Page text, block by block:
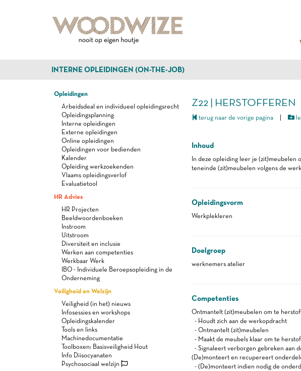
INTERNE OPLEIDINGEN (ON-THE-JOB)
Opleidingen
Arbeidsdeal en individueel opleidingsrecht
Opleidingsplanning
Interne opleidingen
Externe opleidingen
Online opleidingen
Opleidingen voor bedienden
Kalender
Opleiding werkzoekenden
Vlaams opleidingsverlof
Evaluatietool
HR Advies
HR Projecten
Beeldwoordenboeken
Instroom
Uitstroom
Diversiteit en inclusie
Werken aan competenties
Werkbaar Werk
IBO - Individuele Beroepsopleiding in de
Onderneming
Veiligheid en Welzijn
Veiligheid (in het) nieuws
Infosessies en workshops
Opleidingskalender
Tools en links
Machinedocumentatie
Toolboxen: Basisveiligheid Hout
Info Diisocyanaten
Psychosociaal welzijn
Z22 | HERSTOFFEREN
terug naar de vorige pagina|
Inhoud
In deze opleiding leer je
teneinde (zit)meubelen volgens de
Opleidingsvorm
Werkplekleren
Doelgroep
werknemers atelier
Competenties
Ontmantelt (zit)meubelen om te
- Houdt zich aan de werkopdracht
- Ontmantelt (zit)meubelen
- Maakt de meubels klaar om te
- Signaleert verborgen gebreken aan
(De)monteert en recupereert
- (De)monteert indien nodig de